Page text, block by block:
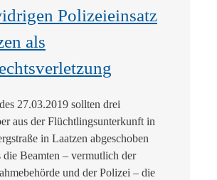
Polizeieinsatz
als
27.03.2019 sollten drei
aus der Flüchtlingsunterkunft in
in Laatzen abgeschoben
Beamten – vermutlich der
und der Polizei – die